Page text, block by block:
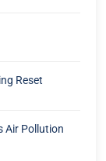
Reset
Air Pollution